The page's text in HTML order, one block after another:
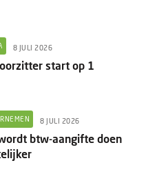
8 JULI 2026
start op 1
8 JULI 2026
btw-aangifte doen